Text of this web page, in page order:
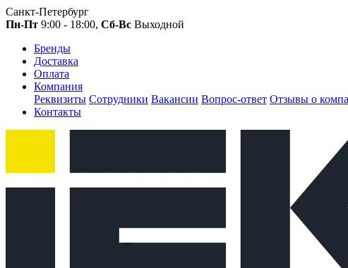
Санкт-Петербург
Пн-Пт 9:00 - 18:00, Сб-Вс Выходной
Бренды
Доставка
Оплата
Компания
Реквизиты Сотрудники Вакансии Вопрос-ответ Отзывы о
Контакты